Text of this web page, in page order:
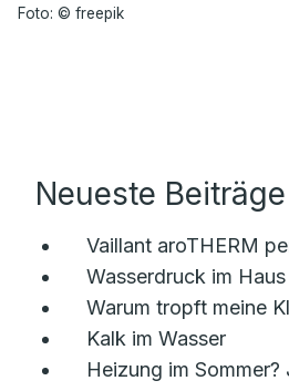
Foto: © freepik
Neueste Beiträge
Vaillant aroTHERM
Wasserdruck im
Warum tropft meine
Kalk im Wasser
Heizung im Sommer?